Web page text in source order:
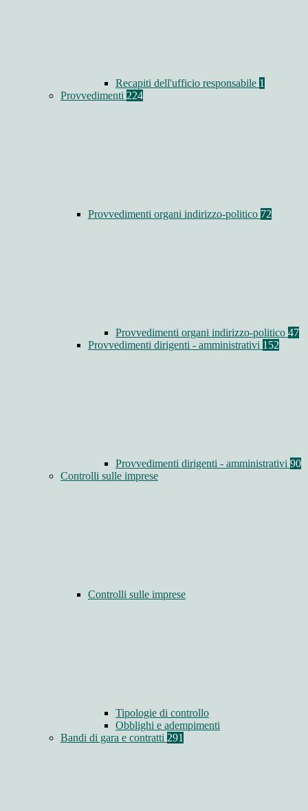
Recapiti dell'ufficio responsabile 1
Provvedimenti 224
Provvedimenti organi indirizzo-politico 72
Provvedimenti organi indirizzo-politico 47
Provvedimenti dirigenti - amministrativi 152
Provvedimenti dirigenti - amministrativi 90
Controlli sulle imprese
Controlli sulle imprese
Tipologie di controllo
Obblighi e adempimenti
Bandi di gara e contratti 291